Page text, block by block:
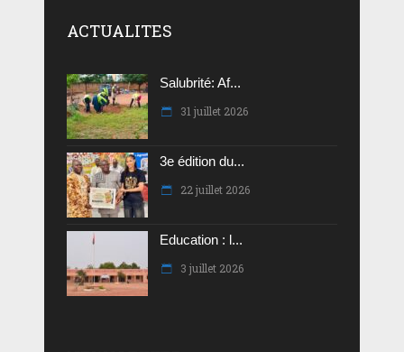
ACTUALITES
Salubrité: Af...
31 juillet 2026
3e édition du...
22 juillet 2026
Education : l...
3 juillet 2026